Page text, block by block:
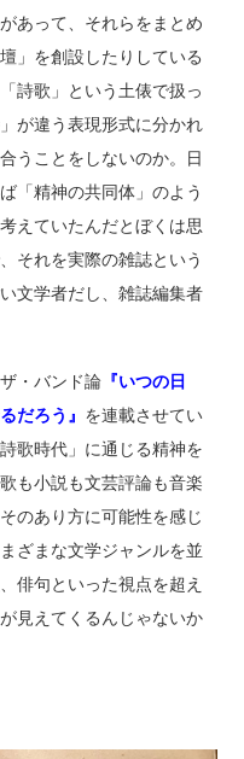
あって、それらをまとめ
」を創設したりしている
詩歌」という土俵で扱っ
が違う表現形式に分かれ
うことをしないのか。日
「精神の共同体」のよう
えていたんだとぼくは思
それを実際の雑誌という
文学者だし、雑誌編集者
・バンド論 『いつの日
だろう』 を連載させてい
歌時代」に通じる精神を
も小説も文芸評論も音楽
のあり方に可能性を感じ
ざまな文学ジャンルを並
俳句といった視点を超え
見えてくるんじゃないか